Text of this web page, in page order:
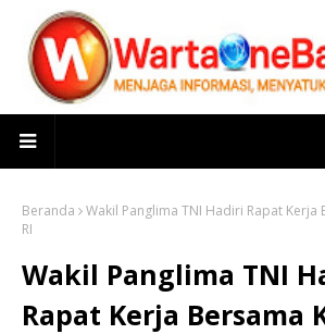
Beranda
Wakil Panglima TNI Hadiri Rapat Kerja
RI
Wakil Panglima TNI
Rapat Kerja Bersama